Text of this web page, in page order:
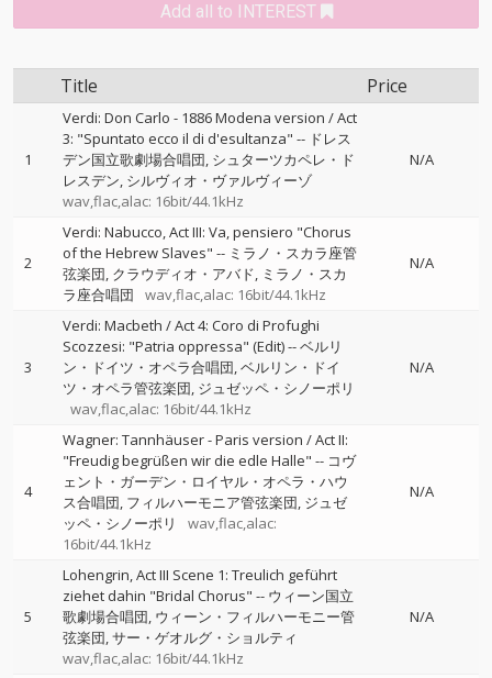
Add all to INTEREST
Title Price
1
Verdi: Don Carlo - 1886 Modena version / Act
3: "Spuntato ecco il di d'esultanza" -- ドレス
デン国立歌劇場合唱団 シュターツカペレ・ド
レスデン シルヴィオ・ヴァルヴィーゾ
wav,flac,alac: 16bit/44.1kHz
N/A
2
Verdi: Nabucco, Act III: Va, pensiero "Chorus
of the Hebrew Slaves" -- ミラノ・スカラ座管
弦楽団 クラウディオ・アバド ミラノ・スカ
ラ座合唱団
wav,flac,alac: 16bit/44.1kHz
N/A
3
Verdi: Macbeth / Act 4: Coro di Profughi
Scozzesi: "Patria oppressa" (Edit)--ベルリ
ン・ドイツ・オペラ合唱団 ベルリン・ドイ
ツ・オペラ管弦楽団 ジュゼッペ・シノーポリ
wav,flac,alac: 16bit/44.1kHz
N/A
4
Wagner: Tannhäuser - Paris version / Act II:
"Freudig begrüßen wir die edle Halle" -- コヴ
ェント・ガーデン・ロイヤル・オペラ・ハウ
ス合唱団 フィルハーモニア管弦楽団 ジュゼ
ッペ・シノーポリ
wav,flac,alac:
16bit/44.1kHz
N/A
5
Lohengrin, Act III Scene 1: Treulich geführt
ziehet dahin "Bridal Chorus" -- ウィーン国立
歌劇場合唱団 ウィーン・フィルハーモニー管
弦楽団 サー・ゲオルグ・ショルティ
wav,flac,alac: 16bit/44.1kHz
N/A